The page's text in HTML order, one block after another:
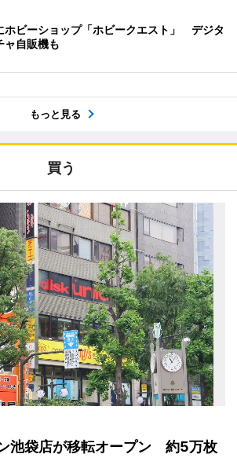
ホビーショップ「ホビークエスト」 デジタ
ャ自販機も
もっと見る
買う
池袋店が移転オープン 約5万枚